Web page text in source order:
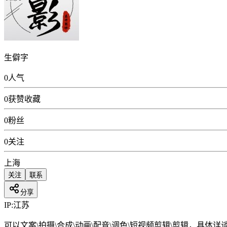
生僻字
0人气
0获赞收藏
0粉丝
0关注
上海
关注 联系
分享
IP:江苏
可以文案\拍摄\合成\动画\配音\调色\短视频剪辑\剪辑，具体详